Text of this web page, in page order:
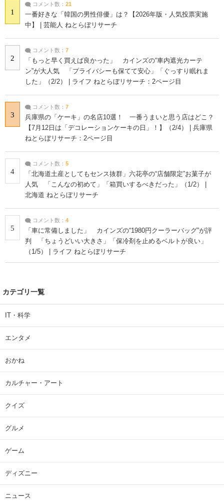
1
コメント数： 21
一番好きな「韓国の男性俳優」は？【2026年版・人気投票実施
中】 | 芸能人 ねとらぼリサーチ
2
コメント数： 7
「もっと早く買えば良かった」 カインズの“車内遮光カーテ
ン”が大人気 「プライバシーも保てて安心」「ぐっすり眠れま
した」（2/2） | ライフ ねとらぼリサーチ：2ページ目
3
コメント数： 7
兵庫県の「ケーキ」の名店10選！ 一番うまいと思う店はどこ？
【7月12日は「デコレーションケーキの日」！】（2/4） | 兵庫県
ねとらぼリサーチ：2ページ目
4
コメント数： 5
「北海道土産としてもセンス抜群」六花亭の“店舗限定”お菓子が
人気 「こんなの初めて」「箱買いするべきだった」（1/2） |
北海道 ねとらぼリサーチ
5
コメント数： 4
「車に常備しました」 カインズの“1980円クーラーバッグ”が評
判 「ちょうどいい大きさ」「保冷剤を止めるベルトが良い」
（1/5） | ライフ ねとらぼリサーチ
カテゴリ一覧
IT・科学
エンタメ
おかね
カルチャー・アート
クイズ
グルメ
ゲーム
ディズニー
ニュース